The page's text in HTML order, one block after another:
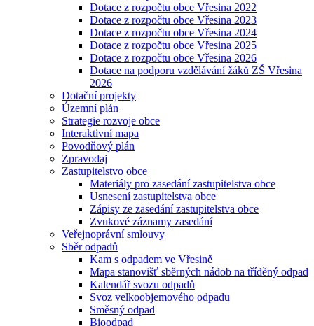
Dotace z rozpočtu obce Vřesina 2022
Dotace z rozpočtu obce Vřesina 2023
Dotace z rozpočtu obce Vřesina 2024
Dotace z rozpočtu obce Vřesina 2025
Dotace z rozpočtu obce Vřesina 2026
Dotace na podporu vzdělávání žáků ZŠ Vřesina
2026
Dotační projekty
Územní plán
Strategie rozvoje obce
Interaktivní mapa
Povodňový plán
Zpravodaj
Zastupitelstvo obce
Materiály pro zasedání zastupitelstva obce
Usnesení zastupitelstva obce
Zápisy ze zasedání zastupitelstva obce
Zvukové záznamy zasedání
Veřejnoprávní smlouvy
Sběr odpadů
Kam s odpadem ve Vřesině
Mapa stanovišť sběrných nádob na tříděný odpad
Kalendář svozu odpadů
Svoz velkoobjemového odpadu
Směsný odpad
Bioodpad